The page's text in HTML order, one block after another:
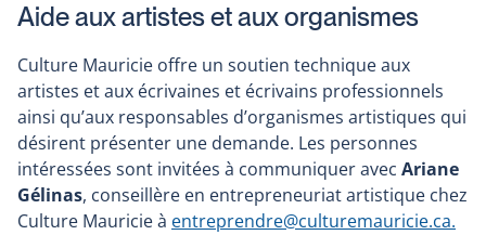
Aide aux artistes et aux organismes
Culture Mauricie offre un soutien technique aux
artistes et aux écrivaines et écrivains professionnels
ainsi qu’aux responsables d’organismes artistiques qui
désirent présenter une demande. Les personnes
intéressées sont invitées à communiquer avec Ariane
Gélinas, conseillère en entrepreneuriat artistique chez
Culture Mauricie à entreprendre@culturemauricie.ca.